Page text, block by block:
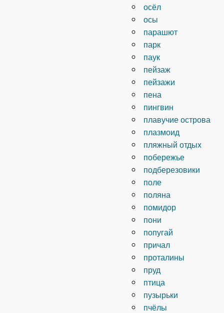
осёл
осы
парашют
парк
паук
пейзаж
пейзажи
пена
пингвин
плавучие острова
плазмоид
пляжный отдых
побережье
подберезовики
поле
поляна
помидор
пони
попугай
причал
проталины
пруд
птица
пузырьки
пчёлы